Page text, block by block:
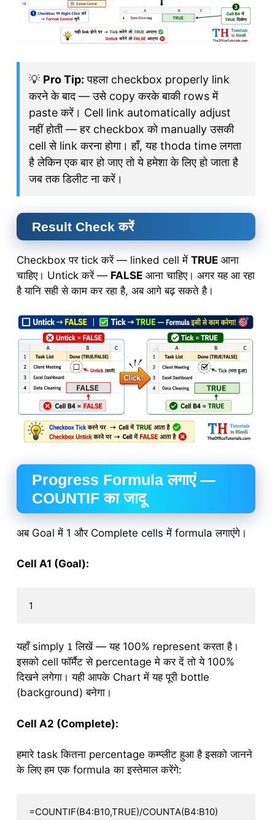
💡 Pro Tip: पहला checkbox properly link
करने के बाद — उसे copy करके बाकी rows में
paste करें। Cell link automatically adjust
नहीं होती — हर checkbox को manually उसकी
cell से link करना होगा। हाँ, यह thoda time लगता
है लेकिन एक बार हो जाए तो ये हमेशा के लिए हो जाता है
जब तक डिलीट ना करें।
Result Check करें
Checkbox पर tick करें — linked cell में TRUE आना
चाहिए। Untick करें — FALSE आना चाहिए। अगर यह आ रहा
है यानि सही से काम कर रहा है, अब आगे बढ़ सकते है।
Progress Formula लगाएं —
COUNTIF का जादू
अब Goal में 1 और Complete cells में formula लगाएंगे।
Cell A1 (Goal):
यहाँ simply 1 लिखें — यह 100% represent करता है।
इसको cell फॉर्मैट से percentage मे कर दें तो ये 100%
दिखने लगेगा। यही आपके Chart में यह पूरी bottle
(background) बनेगा।
Cell A2 (Complete):
हमारे task कितना percentage कम्प्लीट हुआ है इसको जानने
के लिए हम एक formula का इस्तेमाल करेंगे: